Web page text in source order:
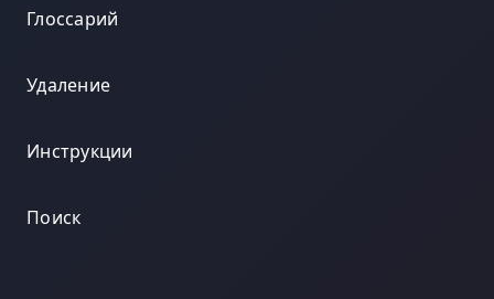
Глоссарий
Удаление
Инструкции
Поиск